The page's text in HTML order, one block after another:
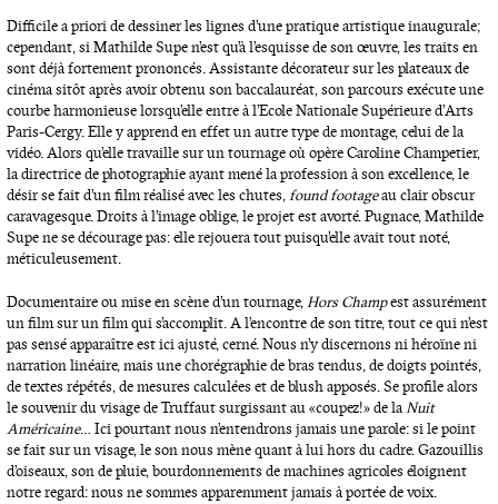
Difficile a priori de dessiner les lignes d’une pratique artistique inaugurale ;
cependant, si Mathilde Supe n’est qu’à l’esquisse de son œuvre, les traits en
sont déjà fortement prononcés. Assistante décorateur sur les plateaux de
cinéma sitôt après avoir obtenu son baccalauréat, son parcours exécute une
courbe harmonieuse lorsqu’elle entre à l’Ecole Nationale Supérieure d’Arts
Paris-Cergy. Elle y apprend en effet un autre type de montage, celui de la
vidéo. Alors qu’elle travaille sur un tournage où opère Caroline Champetier,
la directrice de photographie ayant mené la profession à son excellence, le
désir se fait d’un film réalisé avec les chutes,found footageau clair obscur
caravagesque. Droits à l’image oblige, le projet est avorté. Pugnace, Mathilde
Supe ne se décourage pas : elle rejouera tout puisqu’elle avait tout noté,
méticuleusement.
Documentaire ou mise en scène d’un tournage,Hors Champest assurément
un film sur un film qui s’accomplit. A l’encontre de son titre, tout ce qui n’est
pas sensé apparaître est ici ajusté, cerné. Nous n’y discernons ni héroïne ni
narration linéaire, mais une chorégraphie de bras tendus, de doigts pointés,
de textes répétés, de mesures calculées et de blush apposés. Se profile alors
le souvenir du visage de Truffaut surgissant au « coupez ! » de laNuit
Américaine… Ici pourtant nous n’entendrons jamais une parole : si le point
se fait sur un visage, le son nous mène quant à lui hors du cadre. Gazouillis
d’oiseaux, son de pluie, bourdonnements de machines agricoles éloignent
notre regard : nous ne sommes apparemment jamais à portée de voix.